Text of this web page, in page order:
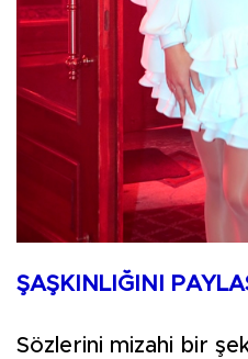
ŞAŞKINLIĞINI
Sözlerini mizahi bir